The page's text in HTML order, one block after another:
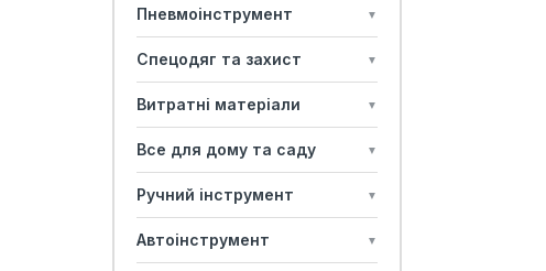
Пневмоінструмент ▼
Спецодяг та захист ▼
Витратні матеріали ▼
Все для дому та саду ▼
Ручний інструмент ▼
Автоінструмент ▼